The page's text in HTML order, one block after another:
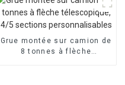
Grue montée sur camion de
8 tonnes à flèche